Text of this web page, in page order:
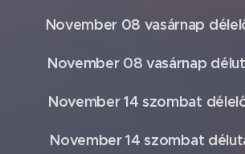
November 08 vasárnap
November 08 vasárnap
November 14 szombat
November 14 szombat